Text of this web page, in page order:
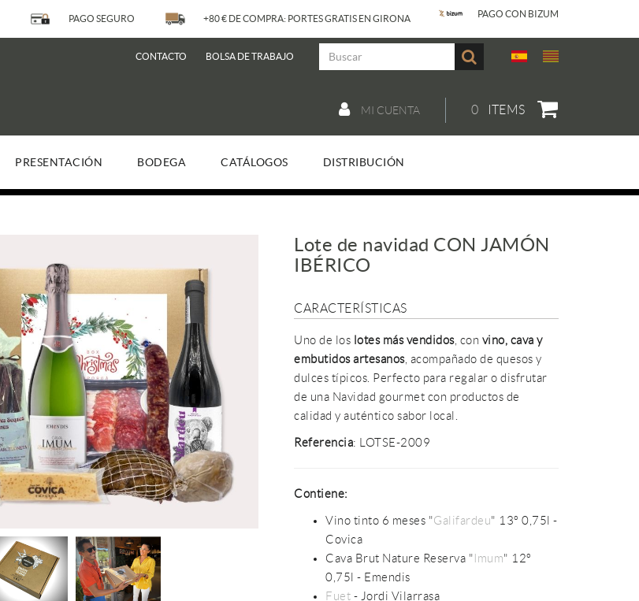
PAGO SEGURO +80 € DE COMPRA: PORTES GRATIS EN GIRONA PAGO CON BIZUM
CONTACTO BOLSA DE TRABAJO
0 ITEMS
MI CUENTA
PRESENTACIÓN BODEGA CATÁLOGOS DISTRIBUCIÓN
Lote de navidad CON JAMÓN
IBÉRICO
CARACTERÍSTICAS
Uno de los lotes más vendidos, con vino, cava y
embutidos artesanos, acompañado de quesos y
dulces típicos. Perfecto para regalar o disfrutar
de una Navidad gourmet con productos de
calidad y auténtico sabor local.
Referencia: LOTSE-2009
Contiene:
Vino tinto 6 meses "Galifardeu" 13º 0,75l -
Covica
Cava Brut Nature Reserva "Imum" 12º
0,75l - Emendis
Fuet - Jordi Vilarrasa